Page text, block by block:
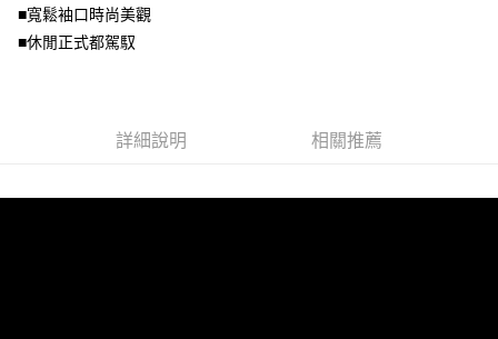
資料（包含姓名、電話或地址）提供予台灣大哥大進項蒐集、處理及利用，
由本公司與您本人進行分期帳單所需資料之確認、核對及更正。
※ 交易是否成功請以「AFTEE先享後付 」之結帳頁面顯示為準，若有關於
是否繳費成功／繳費後需取消欲退款等相關疑問，請聯繫「AFTEE先享後付
客戶支援中心」https://netprotections.freshdesk.com/support/home
易，需依本服務之必要範圍內提供個人資料，並將交易相關給付款項請求債
權轉讓予恩沛科技股份有限公司。
付款後7-11取貨
每筆NT$70，滿NT$699(含以上)免運費
■寬鬆袖口時尚美觀
■休閒正式都駕馭
詳細說明 相關推薦